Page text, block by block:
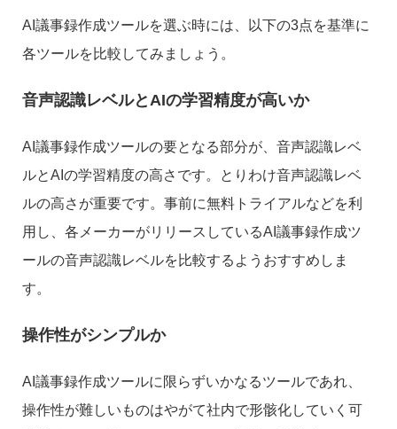
AI議事録作成ツールを選ぶ時には、以下の3点を基準に
各ツールを比較してみましょう。
音声認識レベルとAIの学習精度が高いか
AI議事録作成ツールの要となる部分が、音声認識レベ
ルとAIの学習精度の高さです。とりわけ音声認識レベ
ルの高さが重要です。事前に無料トライアルなどを利
用し、各メーカーがリリースしているAI議事録作成ツ
ールの音声認識レベルを比較するようおすすめしま
す。
操作性がシンプルか
AI議事録作成ツールに限らずいかなるツールであれ、
操作性が難しいものはやがて社内で形骸化していく可